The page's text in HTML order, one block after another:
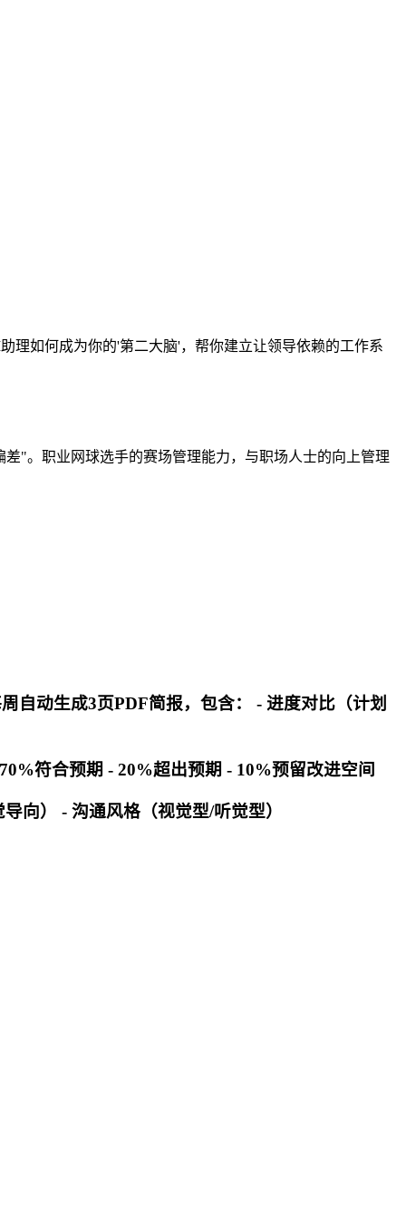
理如何成为你的'第二大脑'，帮你建立让领导依赖的工作系
"。职业网球选手的赛场管理能力，与职场人士的向上管理
自动生成3页PDF简报，包含： - 进度对比（计划
符合预期 - 20%超出预期 - 10%预留改进空间
向） - 沟通风格（视觉型/听觉型）